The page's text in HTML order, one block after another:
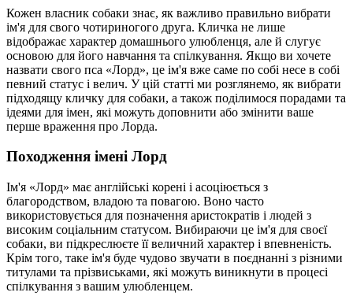
Кожен власник собаки знає, як важливо правильно вибрати
ім'я для свого чотириногого друга. Кличка не лише
відображає характер домашнього улюбленця, але й слугує
основою для його навчання та спілкування. Якщо ви хочете
назвати свого пса «Лорд», це ім'я вже саме по собі несе в собі
певний статус і велич. У цій статті ми розглянемо, як вибрати
підходящу кличку для собаки, а також поділимося порадами та
ідеями для імен, які можуть доповнити або змінити ваше
перше враження про Лорда.
Походження імені Лорд
Ім'я «Лорд» має англійські корені і асоціюється з
благородством, владою та повагою. Воно часто
використовується для позначення аристократів і людей з
високим соціальним статусом. Вибираючи це ім'я для своєї
собаки, ви підкреслюєте її величний характер і впевненість.
Крім того, таке ім'я буде чудово звучати в поєднанні з різними
титулами та прізвиськами, які можуть виникнути в процесі
спілкування з вашим улюбленцем.